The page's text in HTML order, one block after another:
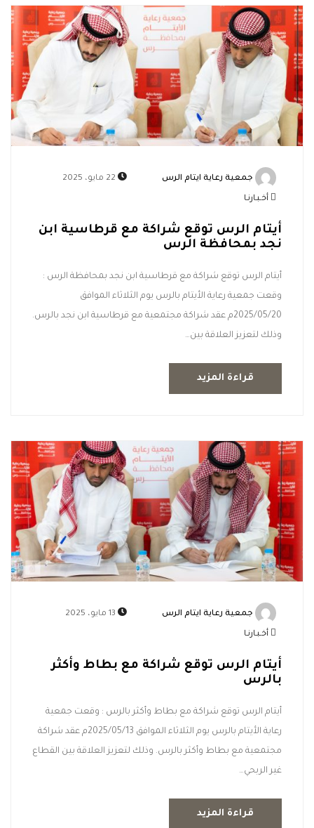
جمعية رعاية ايتام الرس
أخـبـارنـا
أيتام الرس توقع شراكة ‏مع قرطاسية ابن
نجد بمحافظة الرس
أيتام الرس توقع شراكة ‏مع قرطاسية ابن نجد بمحافظة الرس :
وقعت جمعية رعاية الأيتام بالرس يوم الثلاثاء الموافق
2025/05/20م عقد شراكة مجتمعية مع قرطاسية ابن نجد بالرس.
وذلك لتعزيز العلاقة بين…
قراءة المزيد
جمعية رعاية ايتام الرس
أخـبـارنـا
أيتام الرس توقع شراكة مع بطاط وأكثر
بالرس
أيتام الرس توقع شراكة مع بطاط وأكثر بالرس : وقعت جمعية
رعاية الأيتام بالرس يوم الثلاثاء الموافق 2025/05/13م عقد شراكة
مجتمعية مع بطاط وأكثر بالرس. وذلك لتعزيز العلاقة بين القطاع
غير الربحي…
قراءة المزيد